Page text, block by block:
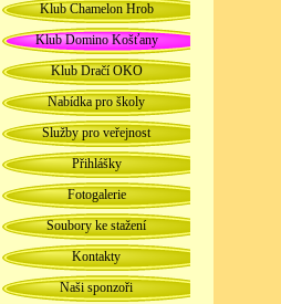
Klub Chamelon Hrob
Klub Domino Košťany
Klub Dračí OKO
Nabídka pro školy
Služby pro veřejnost
Přihlášky
Fotogalerie
Soubory ke stažení
Kontakty
Naši sponzoři